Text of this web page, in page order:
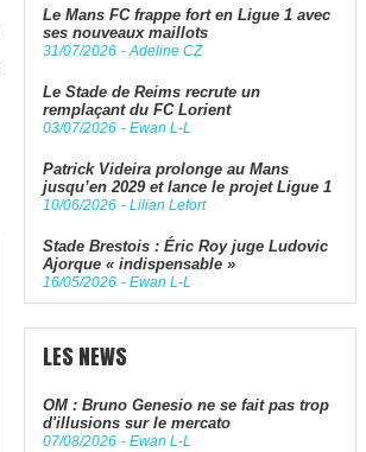
Le Mans FC frappe fort en Ligue 1 avec
ses nouveaux maillots
31/07/2026 -Adeline CZ
Le Stade de Reims recrute un
remplaçant du FC Lorient
03/07/2026 - Ewan L-L
Patrick Videira prolonge au Mans
jusqu’en 2029 et lance le projet Ligue 1
10/06/2026 - Lilian Lefort
Stade Brestois : Éric Roy juge Ludovic
Ajorque « indispensable »
16/05/2026 - Ewan L-L
LES NEWS
OM : Bruno Genesio ne se fait pas trop
d'illusions sur le mercato
07/08/2026 - Ewan L-L